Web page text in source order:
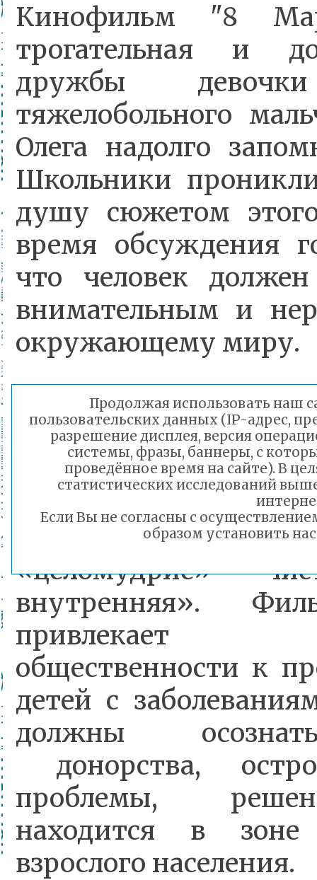
Кинофильм "8
трогательная и
дружбы
тяжелобольного
Олега надолго
Школьники
душу сюжетом
время обсуждения
что человек
внимательным и
окружающему миру.
В ходе обсуждения
обучающиеся
классов, пришли к
раскрывает
нравственное
«целомудрие» —
внутренняя».
привлекает
общественности к
детей с
должны
донорства,
проблемы,
находится в зоне
взрослого населения.
Продолжая использовать наш
пользовательских данных (IP-адрес,
разрешение дисплея, версия
системы, фразы, баннеры, с
проведённое время на сайте). В
статистических исследований
Если Вы не согласны с
образом установить